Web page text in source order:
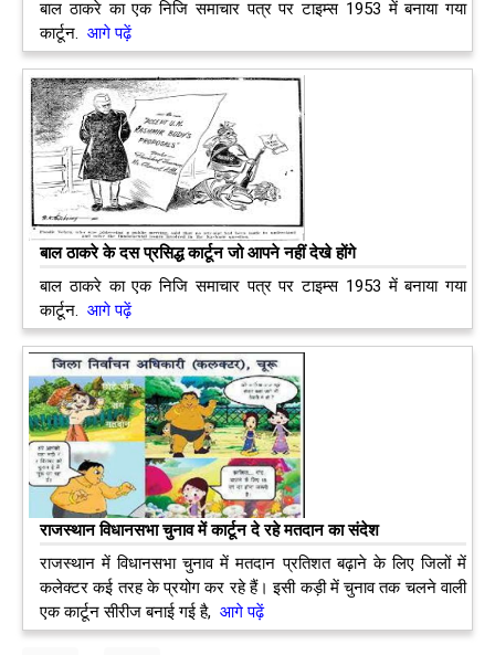
बाल ठाकरे का एक निजि समाचार पत्र पर टाइम्स 1953 में बनाया गया
कार्टून. आगे पढ़ें
बाल ठाकरे के दस प्रसिद्ध कार्टून जो आपने नहीं देखे होंगे
बाल ठाकरे का एक निजि समाचार पत्र पर टाइम्स 1953 में बनाया गया
कार्टून. आगे पढ़ें
राजस्थान विधानसभा चुनाव में कार्टून दे रहे मतदान का संदेश
राजस्थान में विधानसभा चुनाव में मतदान प्रतिशत बढ़ाने के लिए जिलों में
कलेक्टर कई तरह के प्रयोग कर रहे हैं। इसी कड़ी में चुनाव तक चलने वाली
एक कार्टून सीरीज बनाई गई है, आगे पढ़ें